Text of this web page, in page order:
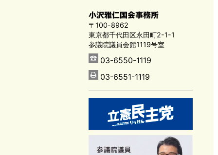
小沢雅仁国会事務所
〒100-8962
東京都千代田区永田町2-1-1
参議院議員会館1119号室
03-6550-1119
03-6551-1119